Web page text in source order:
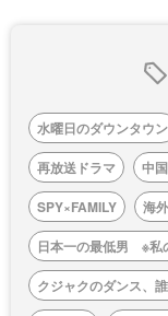
水曜日のダウンタウン
再放送ドラマ
中
SPY×FAMILY
海
日本一の最低男 ※私
クジャクのダンス、